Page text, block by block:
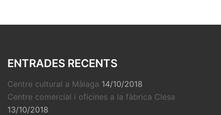
ENTRADES RECENTS
Centre cultural a Màlaga 14/10/2018
Centre comercial i oficines a la fàbrica Clesa
13/10/2018